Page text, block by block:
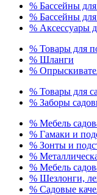
% Бассейны
% Бассейны
% Аксессуары
% Товары для
% Шланги
%
% Товары для
% Заборы
% Мебель
% Гамаки и
% Зонты и
%
% Мебель
% Шезлонги,
% Садовые